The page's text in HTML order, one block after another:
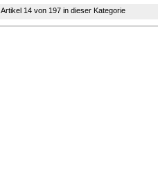
Artikel 14 von 197 in dieser Kategorie